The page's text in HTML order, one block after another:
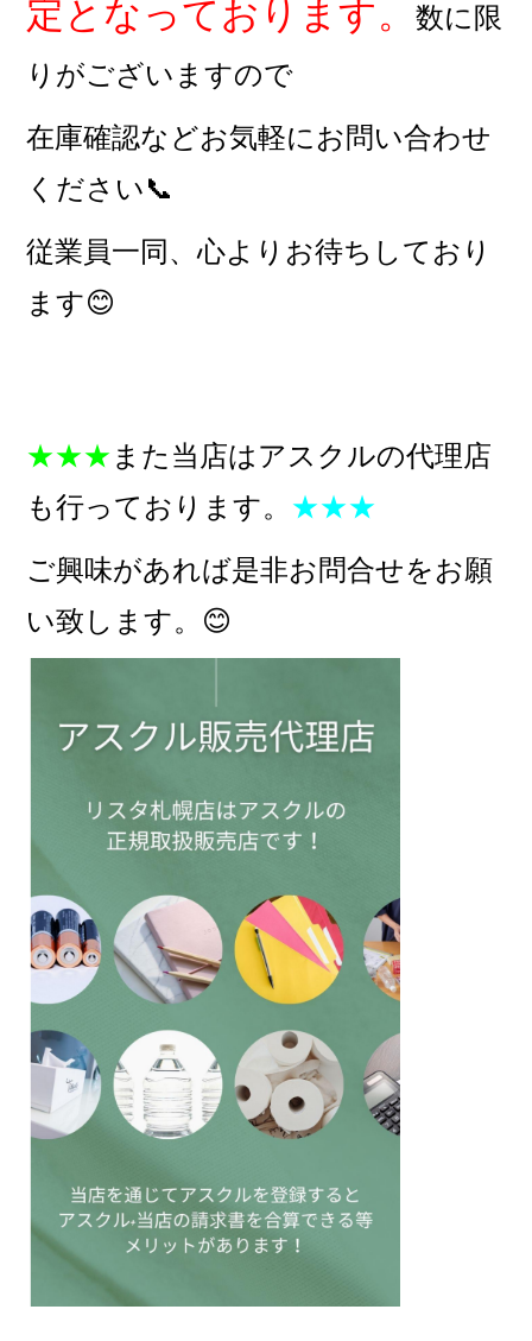
定となっております。数に限
りがございますので
在庫確認などお気軽にお問い合わせ
ください📞
従業員一同、心よりお待ちしており
ます😊
★★★ また当店はアスクルの代理店
も行っております。 ★★★
ご興味があれば是非お問合せをお願
い致します。😊